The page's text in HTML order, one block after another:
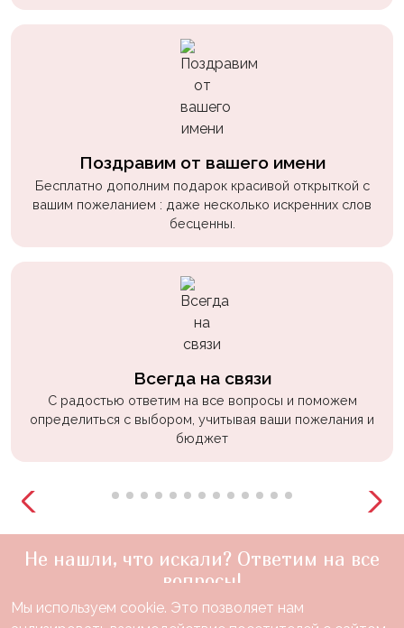
Поздравим от вашего имени
Бесплатно дополним подарок красивой открыткой с
вашим пожеланием : даже несколько искренних слов
бесценны.
Всегда на связи
С радостью ответим на все вопросы и поможем
определиться с выбором, учитывая ваши пожелания и
бюджет
Не нашли, что искали? Ответим на все
вопросы!
+7(910)888-48-60
Мы используем cookie. Это позволяет нам